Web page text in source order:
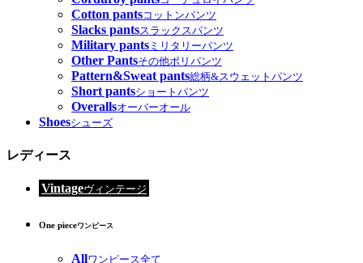
Cotton pantsコットンパンツ
Slacks pantsスラックスパンツ
Military pants ミリタリーパンツ
Other Pantsその他ポリパンツ
Pattern&Sweat pants総柄&スウェットパンツ
Short pantsショートパンツ
Overallsオーバーオール
Shoesシューズ
レディース
Vintageヴィンテージ
One pieceワンピース
Allワンピース全て